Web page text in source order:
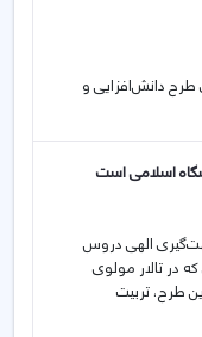
طرح دانش‌افزایی و
اسلامی است
الهی دروس
در تالار مولوی
طرح، تربیت